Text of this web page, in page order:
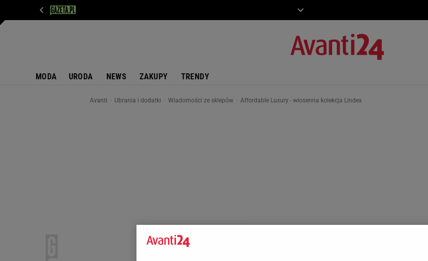
MODA URODA NEWS ZAKUPY TRENDY
Avanti Ubrania i dodatki Wiadomości ze sklepów Affordable Luxury - wiosenna kolekcja Lindex